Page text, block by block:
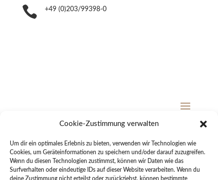
Cookie-Zustimmung verwalten
Um dir ein optimales Erlebnis zu bieten, verwenden wir Technologien wie
Cookies, um Geräteinformationen zu speichern und/oder darauf zuzugreifen.
Wenn du diesen Technologien zustimmst, können wir Daten wie das
Surfverhalten oder eindeutige IDs auf dieser Website verarbeiten. Wenn du
deine Zustimmung nicht erteilst oder zurückziehst, können bestimmte
 +49 (0)203/99398-0